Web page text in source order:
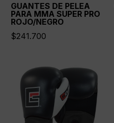
GUANTES DE PELEA
PARA MMA SUPER PRO
ROJO/NEGRO
$241.700